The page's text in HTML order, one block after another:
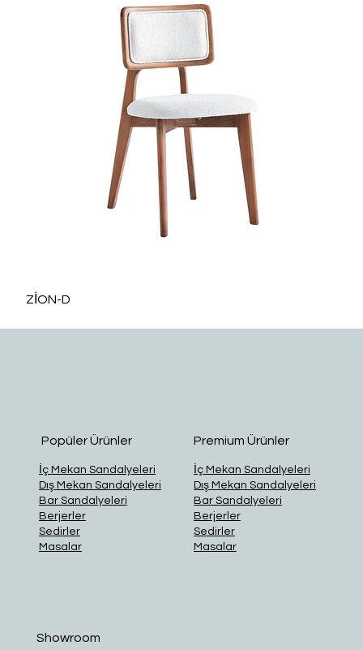
ZİON-D
Showroom
Popüler Ürünler
İç Mekan Sandalyeleri
Dış Mekan Sandalyeleri
Bar Sandalyeleri
Berjerler
Sedirler
Masalar
Premium Ürünler
İç Mekan Sandalyeleri
Dış Mekan Sandalyeleri
Bar Sandalyeleri
Berjerler
Sedirler
Masalar